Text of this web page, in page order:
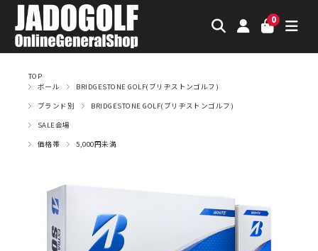
0
TOP
ボール
BRIDGESTONE GOLF(ブリヂストンゴルフ)
ブランド別
BRIDGESTONE GOLF(ブリヂストンゴルフ)
SALE会場
価格帯
5,000円未満